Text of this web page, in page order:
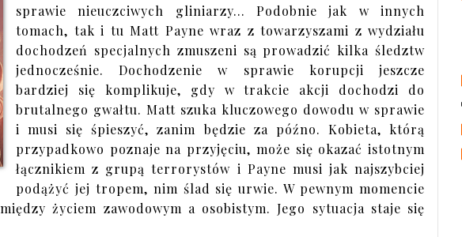
sprawie nieuczciwych gliniarzy... Podobnie jak w innych
tomach, tak i tu Matt Payne wraz z towarzyszami z wydziału
dochodzeń specjalnych zmuszeni są prowadzić kilka śledztw
jednocześnie. Dochodzenie w sprawie korupcji jeszcze
bardziej się komplikuje, gdy w trakcie akcji dochodzi do
brutalnego gwałtu. Matt szuka kluczowego dowodu w sprawie
i musi się śpieszyć, zanim będzie za późno. Kobieta, którą
przypadkowo poznaje na przyjęciu, może się okazać istotnym
łącznikiem z grupą terrorystów i Payne musi jak najszybciej
podążyć jej tropem, nim ślad się urwie. W pewnym momencie
życiem zawodowym a osobistym. Jego sytuacja staje się